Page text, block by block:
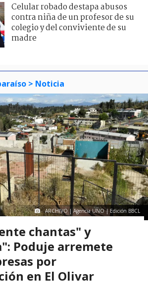
Celular robado destapa abusos
contra niña de un profesor de su
colegio y del conviviente de su
madre
> Noticia
ARCHIVO | Agencia UNO | Edición BBCL
chantas" y
Poduje arremete
por
en El Olivar